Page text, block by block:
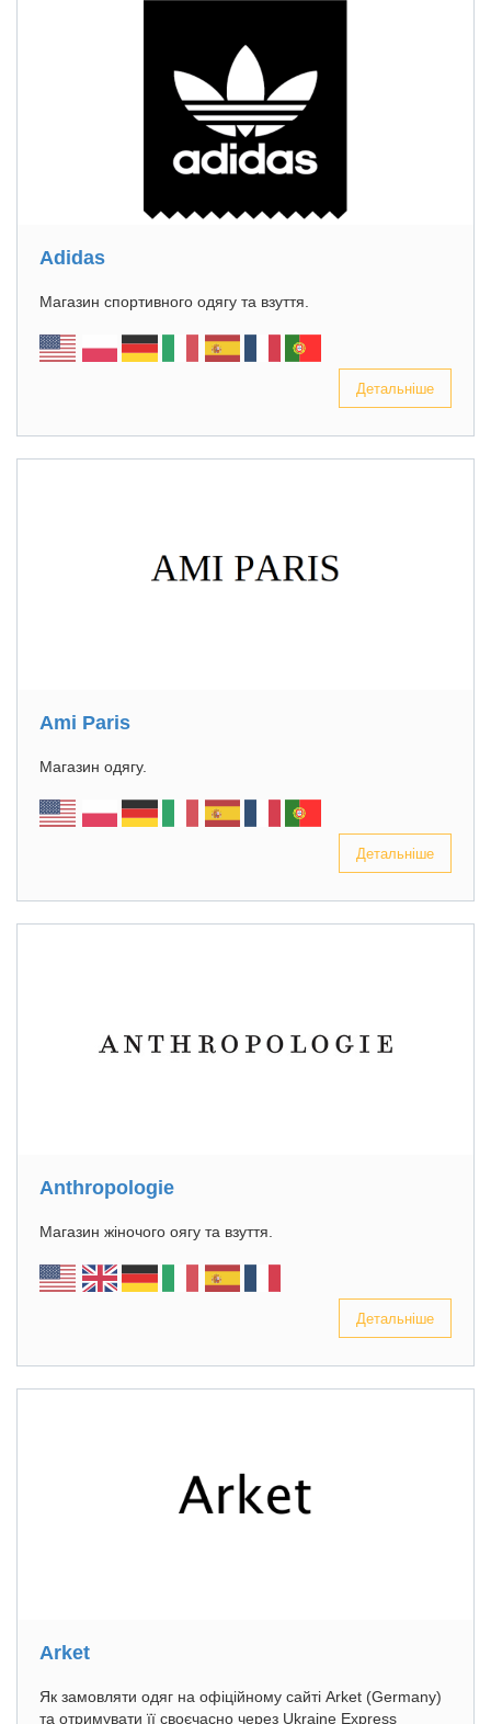
Adidas
Магазин спортивного одягу та взуття.
Детальніше
Ami Paris
Магазин одягу.
Детальніше
Anthropologie
Магазин жіночого оягу та взуття.
Детальніше
Arket
Як замовляти одяг на офіційному сайті Arket (Germany)
та отримувати її своєчасно через Ukraine Express